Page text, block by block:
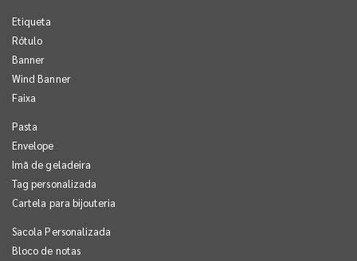
Etiqueta
Rótulo
Banner
Wind Banner
Faixa
Pasta
Envelope
Imã de geladeira
Tag personalizada
Cartela para bijouteria
Sacola Personalizada
Bloco de notas